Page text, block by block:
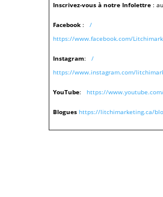
Inscrivez-vous à notre Infolettre:
Facebook:
/
https://www.facebook.com/
Instagram:
/
https://www.instagram.com/
YouTube: https://
Blogues https://litchimarketing.ca/